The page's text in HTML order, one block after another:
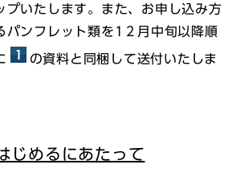
プいたします。また、お申し込み方
パンフレット類を1２月中旬以降順
の資料と同梱して送付いたしま
じめるにあたって